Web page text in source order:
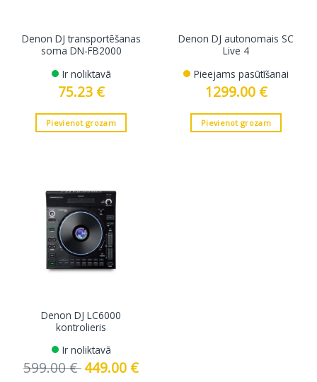
Denon DJ transportēšanas
soma DN-FB2000
Ir noliktavā
75.23 €
Pievienot grozam
Denon DJ autonomais SC
Live 4
Pieejams pasūtīšanai
1299.00 €
Pievienot grozam
Denon DJ LC6000
kontrolieris
Ir noliktavā
599.00€ Original
price
449.00 €Current
price